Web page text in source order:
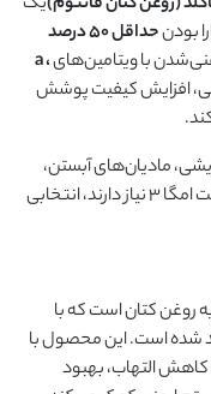
بودنحداقل۵۰درصد
با ویتامین‌های a،
افزایش کیفیت پوشش
مادیان‌های آبستن،
نریان‌های مولد و تمامی اسب‌هایی که به دریافت امگا ۳ نیاز دارند، انتخابی
روغن کتان است که با
چرب ضروری امگا ۳ تولید شده است. این محصول با
جیره غذایی، به کاهش التهاب، بهبود